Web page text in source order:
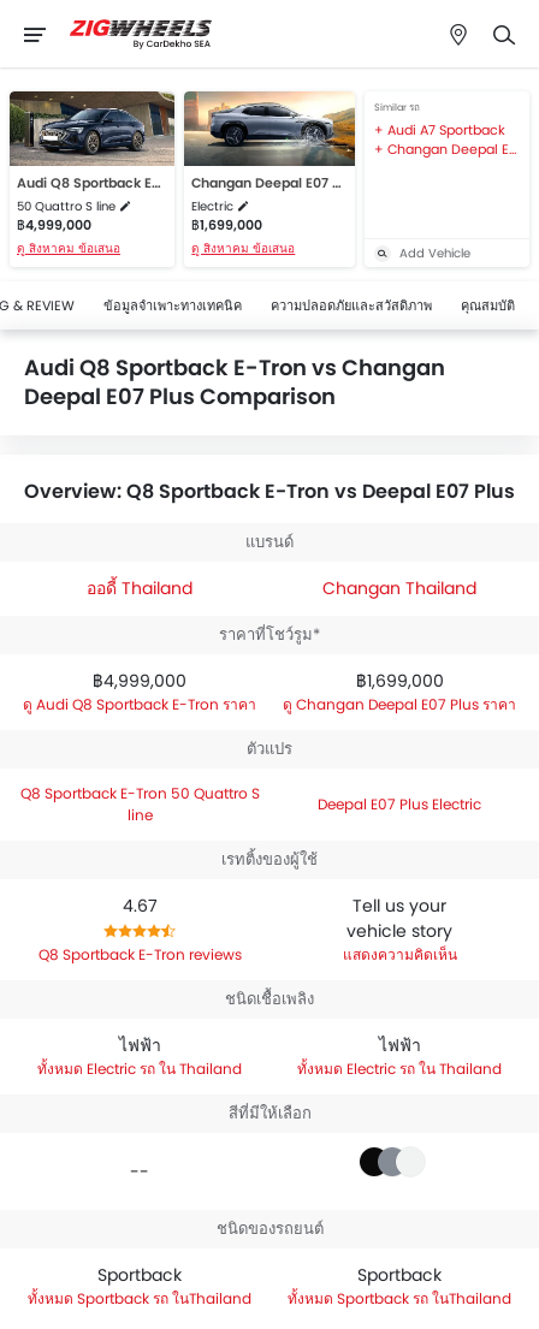
Audi Q8 Sportback E-Tron
50 Quattro S line
฿4,999,000
ดู สิงหาคม ข้อเสนอ
Changan Deepal E07 Plus
Electric
฿1,699,000
ดู สิงหาคม ข้อเสนอ
Similar รถ
Audi A7 Sportback
Changan Deepal E07 Performance AWD
Add Vehicle
& REVIEW ข้อมูลจำเพาะทางเทคนิค ความปลอดภัยและสวัสดิภาพ คุณสมบัติ
Audi Q8 Sportback E-Tron vs Changan
Deepal E07 Plus Comparison
Overview: Q8 Sportback E-Tron vs Deepal E07 Plus
แบรนด์
ออดี้ Thailand Changan Thailand
ราคาที่โชว์รูม*
฿4,999,000
Audi Q8 Sportback E-Tron ราคา
฿1,699,000
Changan Deepal E07 Plus ราคา
ตัวแปร
Q8 Sportback E-Tron 50 Quattro S
line
Deepal E07 Plus Electric
เรทติ้งของผู้ใช้
4.67
Q8 Sportback E-Tron reviews
Tell us your
vehicle story
แสดงความคิดเห็น
ชนิดเชื้อเพลิง
ไฟฟ้า
Electric รถ ใน Thailand
ไฟฟ้า
Electric รถ ใน Thailand
สีที่มีให้เลือก
--
ชนิดของรถยนต์
Sportback
Sportback รถ ในThailand
Sportback
Sportback รถ ในThailand